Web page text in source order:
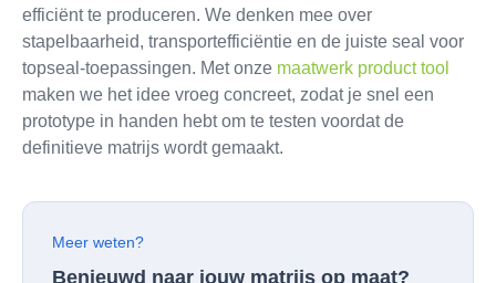
efficiënt te produceren. We denken mee over
stapelbaarheid, transportefficiëntie en de juiste seal voor
topseal-toepassingen. Met onze maatwerk product tool
maken we het idee vroeg concreet, zodat je snel een
prototype in handen hebt om te testen voordat de
definitieve matrijs wordt gemaakt.
Meer weten?
Benieuwd naar jouw matrijs op maat?